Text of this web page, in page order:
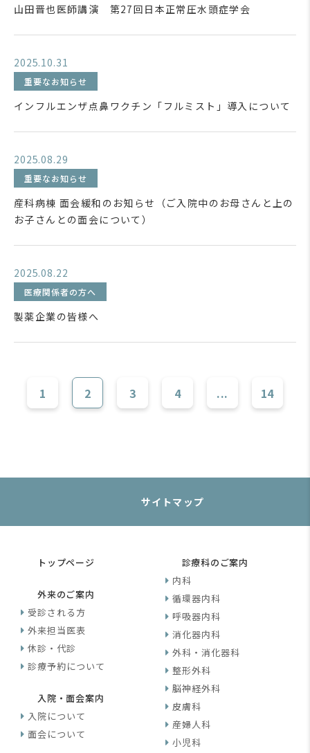
山田晋也医師講演 第27回日本正常圧水頭症学会
2025.10.31
重要なお知らせ
インフルエンザ点鼻ワクチン「フルミスト」導入について
2025.08.29
重要なお知らせ
産科病棟 面会緩和のお知らせ（ご入院中のお母さんと上の
お子さんとの面会について）
2025.08.22
医療関係者の方へ
製薬企業の皆様へ
1 2 3 4 ... 14
サイトマップ
トップページ
外来のご案内
受診される方
外来担当医表
休診・代診
診療予約について
入院・面会案内
入院について
面会について
診療科のご案内
内科
循環器内科
呼吸器内科
消化器内科
外科・消化器科
整形外科
脳神経外科
皮膚科
産婦人科
小児科